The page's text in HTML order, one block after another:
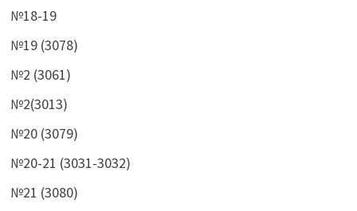
№18-19
№19 (3078)
№2 (3061)
№2(3013)
№20 (3079)
№20-21 (3031-3032)
№21 (3080)